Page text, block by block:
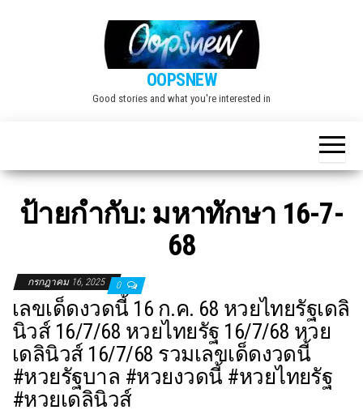
OOPSNEW
Good stories and what you're interested in
ป้ายกำกับ: มหาทักษา 16-7-
68
กรกฎาคม 16, 2025 0
เลขเด็ดงวดนี้ 16 ก.ค. 68 หวยไทยรัฐเดลิ
นิวส์ 16/7/68 หวยไทยรัฐ 16/7/68 หวย
เดลินิวส์ 16/7/68 รวมเลขเด็ดงวดนี้
#หวยรัฐบาล #หวยงวดนี้ #หวยไทยรัฐ
#หวยเดลินิวส์